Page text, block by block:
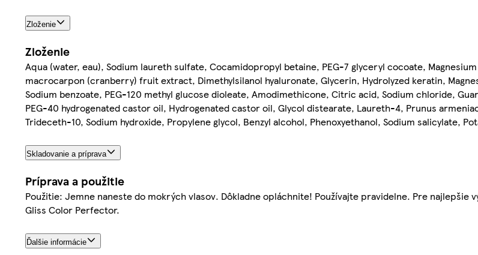
Zloženie
Zloženie
Aqua (water, eau), Sodium laureth sulfate, Cocamidopropyl betaine, PEG-7 glyceryl cocoate,
macrocarpon (cranberry) fruit extract, Dimethylsilanol hyaluronate, Glycerin, Hydrolyzed keratin,
Sodium benzoate, PEG-120 methyl glucose dioleate, Amodimethicone, Citric acid, Sodium chloride,
PEG-40 hydrogenated castor oil, Hydrogenated castor oil, Glycol distearate, Laureth-4, Prunus
Trideceth-10, Sodium hydroxide, Propylene glycol, Benzyl alcohol, Phenoxyethanol, Sodium salicylate,
Skladovanie a príprava
Príprava a použitie
Použitie: Jemne naneste do mokrých vlasov. Dôkladne opláchnite! Používajte pravidelne. Pre najlepšie
Gliss Color Perfector.
Ďalšie informácie